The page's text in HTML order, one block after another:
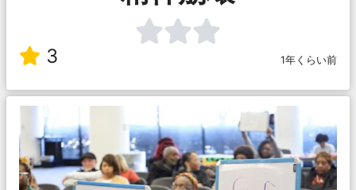
3 1年くらい前